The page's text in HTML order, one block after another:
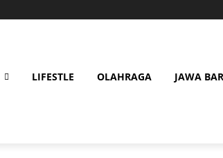
LIFESTLE OLAHRAGA JAWA